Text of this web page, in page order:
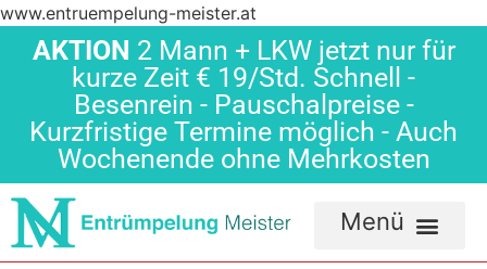
www.entruempelung-meister.at
AKTION 2 Mann + LKW jetzt nur für
kurze Zeit € 19/Std. Schnell -
Besenrein - Pauschalpreise -
Kurzfristige Termine möglich - Auch
Wochenende ohne Mehrkosten